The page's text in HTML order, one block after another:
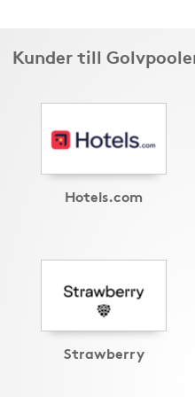
Kunder till
Hotels.com
Strawberry